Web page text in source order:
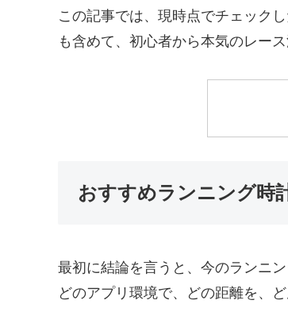
この記事では、現時点でチェック
も含めて、初心者から本気のレー
おすすめランニング時
最初に結論を言うと、今のランニ
どのアプリ環境で、どの距離を、